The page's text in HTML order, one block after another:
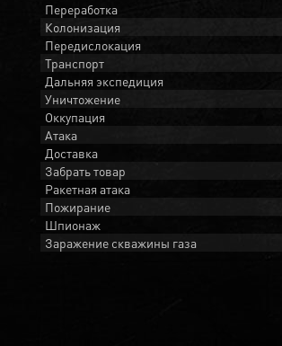
Переработка
Колонизация
Передислокация
Транспорт
Дальняя экспедиция
Уничтожение
Оккупация
Атака
Доставка
Забрать товар
Ракетная атака
Пожирание
Шпионаж
Заражение скважины газа